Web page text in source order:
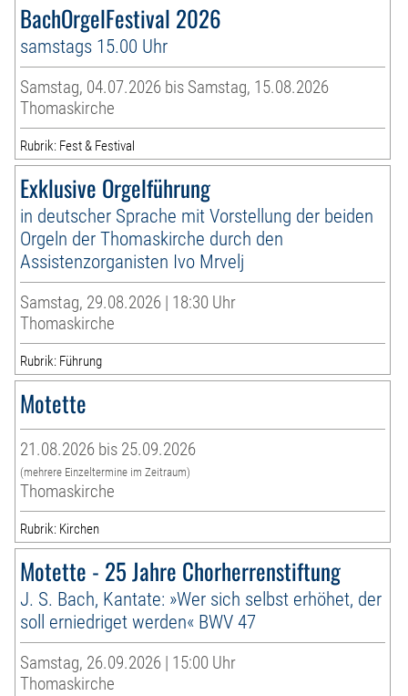
BachOrgelFestival 2026
samstags 15.00 Uhr
Samstag, 04.07.2026 bis Samstag, 15.08.2026
Thomaskirche
Rubrik: Fest & Festival
Exklusive Orgelführung
in deutscher Sprache mit Vorstellung der beiden
Orgeln der Thomaskirche durch den
Assistenzorganisten Ivo Mrvelj
Samstag, 29.08.2026 | 18:30 Uhr
Thomaskirche
Rubrik: Führung
Motette
21.08.2026 bis 25.09.2026
(mehrere Einzeltermine im Zeitraum)
Thomaskirche
Rubrik: Kirchen
Motette - 25 Jahre Chorherrenstiftung
J. S. Bach, Kantate: »Wer sich selbst erhöhet, der
soll erniedriget werden« BWV 47
Samstag, 26.09.2026 | 15:00 Uhr
Thomaskirche